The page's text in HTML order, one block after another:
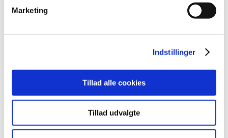
Marketing
Indstillinger
Tillad alle cookies
Tillad udvalgte
Om os
Om Kvindehjemmet
Nyheder
Støt os
Frivillige